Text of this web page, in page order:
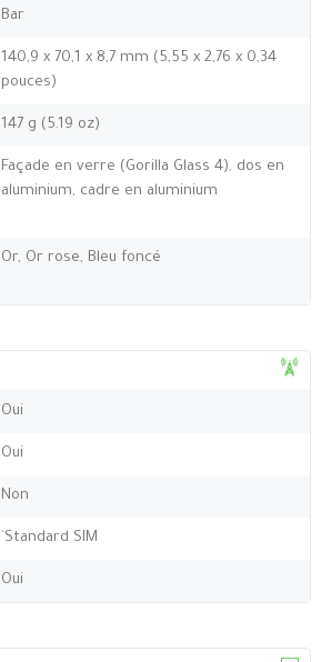
Bar
140,9 x 70,1 x 8,7 mm (5,55 x 2,76 x 0,34
pouces)
147 g (5.19 oz)
Façade en verre (Gorilla Glass 4), dos en
aluminium, cadre en aluminium
Or, Or rose, Bleu foncé
Oui
Oui
Non
`Standard SIM
Oui